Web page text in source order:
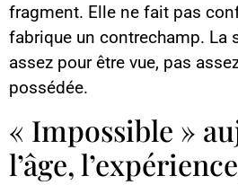
fragment. Elle ne fait pas
fabrique un contrechamp. La
assez pour être vue, pas
possédée.
« Impossible »
l’âge,